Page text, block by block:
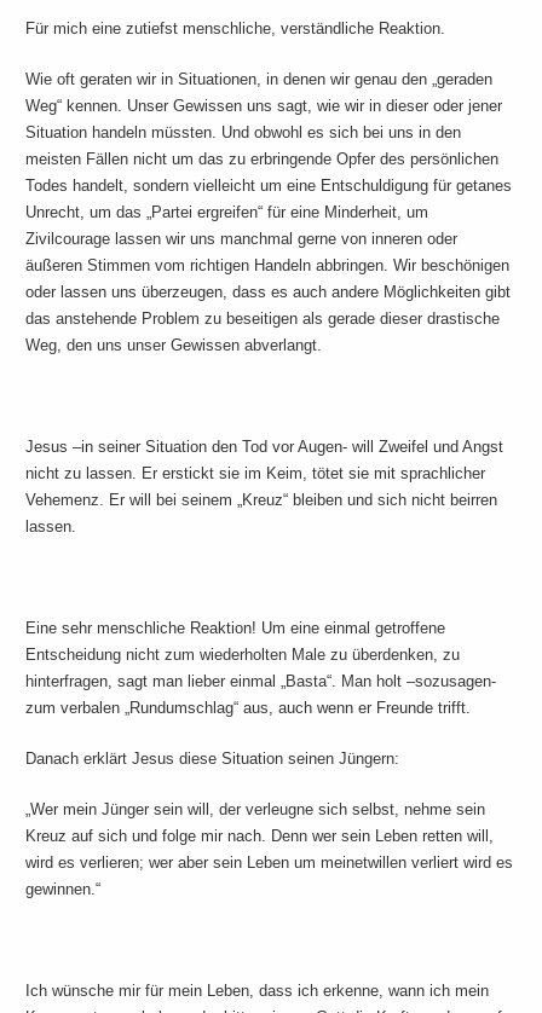
Für mich eine zutiefst menschliche, verständliche Reaktion.
Wie oft geraten wir in Situationen, in denen wir genau den „geraden
Weg“ kennen. Unser Gewissen uns sagt, wie wir in dieser oder jener
Situation handeln müssten. Und obwohl es sich bei uns in den
meisten Fällen nicht um das zu erbringende Opfer des persönlichen
Todes handelt, sondern vielleicht um eine Entschuldigung für getanes
Unrecht, um das „Partei ergreifen“ für eine Minderheit, um
Zivilcourage lassen wir uns manchmal gerne von inneren oder
äußeren Stimmen vom richtigen Handeln abbringen. Wir beschönigen
oder lassen uns überzeugen, dass es auch andere Möglichkeiten gibt
das anstehende Problem zu beseitigen als gerade dieser drastische
Weg, den uns unser Gewissen abverlangt.
Jesus –in seiner Situation den Tod vor Augen- will Zweifel und Angst
nicht zu lassen. Er erstickt sie im Keim, tötet sie mit sprachlicher
Vehemenz. Er will bei seinem „Kreuz“ bleiben und sich nicht beirren
lassen.
Eine sehr menschliche Reaktion! Um eine einmal getroffene
Entscheidung nicht zum wiederholten Male zu überdenken, zu
hinterfragen, sagt man lieber einmal „Basta“. Man holt –sozusagen-
zum verbalen „Rundumschlag“ aus, auch wenn er Freunde trifft.
Danach erklärt Jesus diese Situation seinen Jüngern:
„Wer mein Jünger sein will, der verleugne sich selbst, nehme sein
Kreuz auf sich und folge mir nach. Denn wer sein Leben retten will,
wird es verlieren; wer aber sein Leben um meinetwillen verliert wird es
gewinnen.“
Ich wünsche mir für mein Leben, dass ich erkenne, wann ich mein